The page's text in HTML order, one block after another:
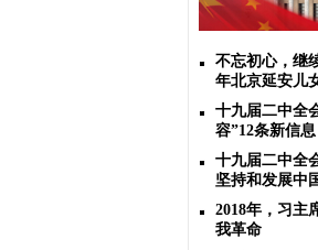
不忘初心，继
年北京延安儿
十九届二中全
容”12条新信息
十九届二中全
坚持和发展中
2018年，习主
我革命